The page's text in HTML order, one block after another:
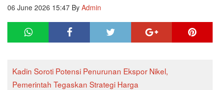
06 June 2026 15:47 By Admin
Kadin Soroti Potensi Penurunan Ekspor Nikel,
Pemerintah Tegaskan Strategi Harga